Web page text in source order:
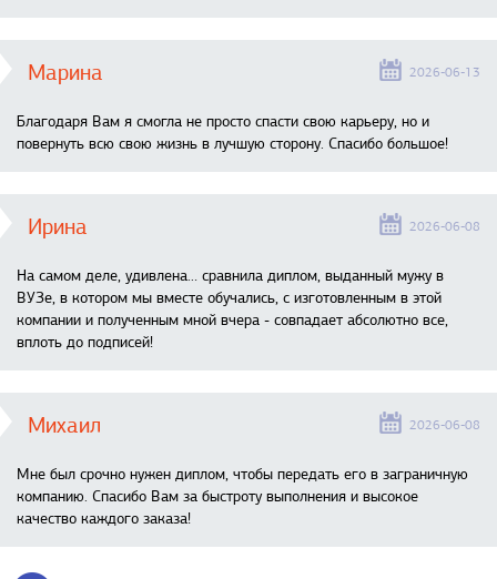
Марина 2026-06-13
Благодаря Вам я смогла не просто спасти свою карьеру, но и
повернуть всю свою жизнь в лучшую сторону. Спасибо большое!
Ирина 2026-06-08
На самом деле, удивлена… сравнила диплом, выданный мужу в
ВУЗе, в котором мы вместе обучались, с изготовленным в этой
компании и полученным мной вчера - совпадает абсолютно все,
вплоть до подписей!
Михаил 2026-06-08
Мне был срочно нужен диплом, чтобы передать его в заграничную
компанию. Спасибо Вам за быстроту выполнения и высокое
качество каждого заказа!